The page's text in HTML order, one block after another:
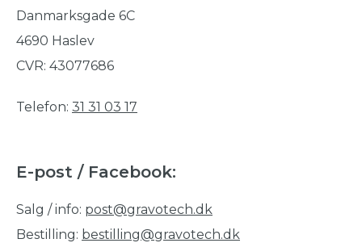
Danmarksgade 6C
4690 Haslev
CVR: 43077686
Telefon: 31 31 03 17
E-post / Facebook:
Salg / info: post@gravotech.dk
Bestilling: bestilling@gravotech.dk